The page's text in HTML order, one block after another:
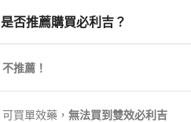
是否推薦購買必利吉？
不推薦！
可買單效藥， 無法買到雙效必利吉